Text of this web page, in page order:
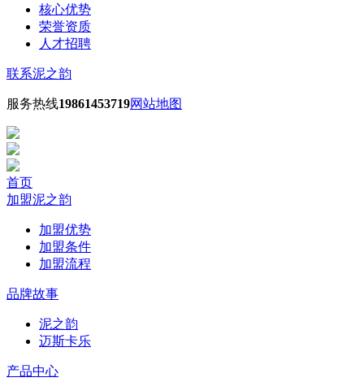
核心优势
荣誉资质
人才招聘
联系泥之韵
服务热线19861453719网站地图
首页
加盟泥之韵
加盟优势
加盟条件
加盟流程
品牌故事
泥之韵
迈斯卡乐
产品中心